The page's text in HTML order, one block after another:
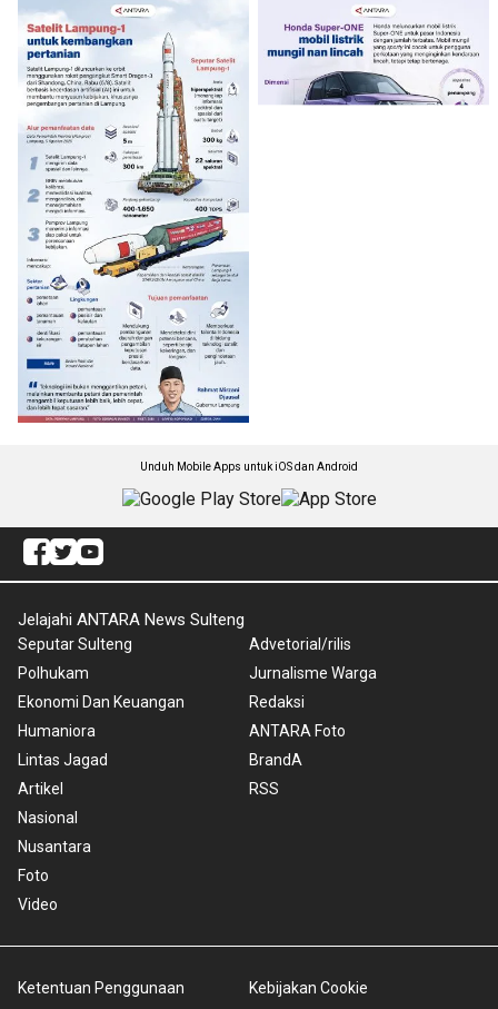
Unduh Mobile Apps untuk iOS dan Android
Jelajahi ANTARA News Sulteng
Seputar Sulteng
Polhukam
Ekonomi Dan Keuangan
Humaniora
Lintas Jagad
Artikel
Nasional
Nusantara
Foto
Video
Advetorial/rilis
Jurnalisme Warga
Redaksi
ANTARA Foto
BrandA
RSS
Ketentuan Penggunaan
Kebijakan Cookie